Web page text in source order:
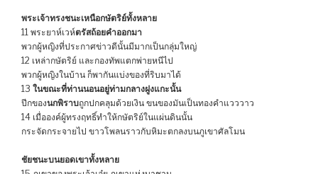
พระเจ้าทรงชนะเหนือกษัตริย์ทั้งหลาย
11 พระยาห์เวห์ตรัสถ้อยคำออกมา
พวกผู้หญิงที่ประกาศข่าวดีนั้นมีมากเป็นกลุ่มใหญ่
12 เหล่ากษัตริย์ และกองทัพแตกพ่ายหนีไป
พวกผู้หญิงในบ้าน ก็พากันแบ่งของที่ริบมาได้
13 ในขณะที่ท่านนอนอยู่ท่ามกลางฝูงแกะนั้น
ปีกของนกพิราบถูกปกคลุมด้วยเงิน ขนของมันเป็นทองคำแวววาว
14 เมื่อองค์ผู้ทรงฤทธิ์ทำให้กษัตริย์ในแผ่นดินนั้น
กระจัดกระจายไป ขาวโพลนราวกับหิมะตกลงบนภูเขาศัลโมน
ชัยชนะบนยอดเขาทั้งหลาย